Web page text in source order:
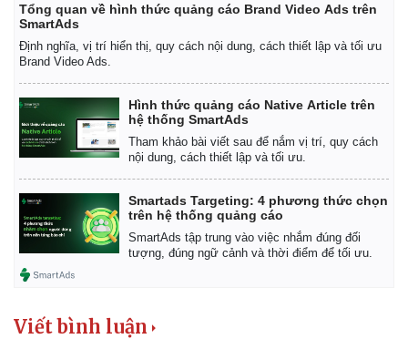
Kinh tế
Bất động sản
Khởi nghiệp
Giá vàng
Tiêu dùng
Tỷ giá
Chứng khoán
Giá cà phê
Tổng quan về hình thức quảng cáo Brand Video Ads trên
SmartAds
Định nghĩa, vị trí hiển thị, quy cách nội dung, cách thiết lập và tối ưu
Brand Video Ads.
Hình thức quảng cáo Native Article trên
hệ thống SmartAds
Tham khảo bài viết sau để nắm vị trí, quy cách
nội dung, cách thiết lập và tối ưu.
Smartads Targeting: 4 phương thức chọn
trên hệ thống quảng cáo
SmartAds tập trung vào việc nhắm đúng đối
tượng, đúng ngữ cảnh và thời điểm để tối ưu.
Viết bình luận